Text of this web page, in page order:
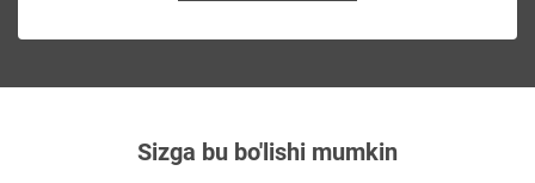
Sizga bu bo'lishi mumkin